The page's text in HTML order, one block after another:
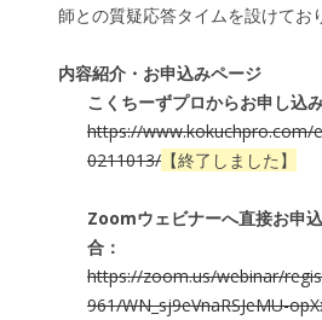
師との質疑応答タイムを設けてお
内容紹介・お申込みページ
こくちーずプロからお申し込
https://www.kokuchpro.com/
0211013/ 【終了しました】
Zoomウェビナーへ直接お申
合：
https://zoom.us/webinar/
961/WN_sj9eVnaRSJeMU-